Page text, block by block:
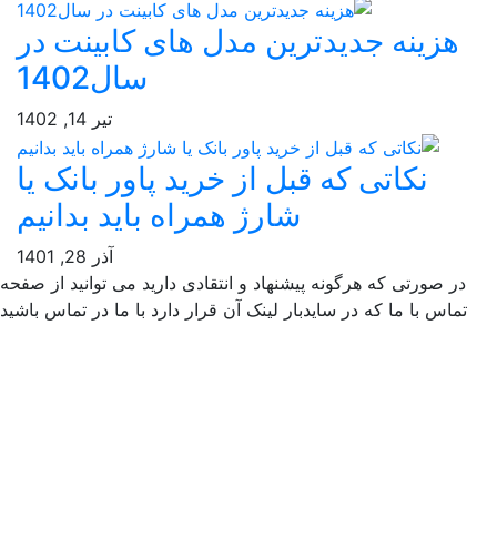
هزینه جدیدترین مدل های کابینت در
سال1402
نکاتی که قبل از خرید پاور بانک یا
شارژ همراه باید بدانیم
صورتی که هرگونه پیشنهاد و انتقادی دارید می توانید از صفحه
با ما که در سایدبار لینک آن قرار دارد با ما در تماس باشید